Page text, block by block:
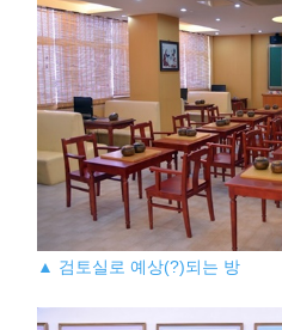
▲ 검토실로 예상(?)되는 방